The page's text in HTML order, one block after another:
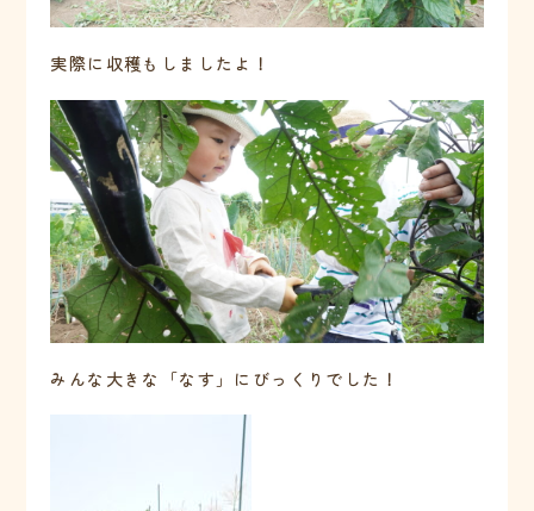
実際に収穫もしましたよ！
みんな大きな「なす」にびっくりでした！